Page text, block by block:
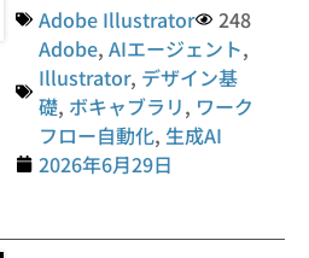
Adobe Illustrator
248
Adobe,AIエージェント,
Illustrator, デザイン基
礎, ボキャブラリ, ワーク
フロー自動化, 生成AI
2026年6月29日